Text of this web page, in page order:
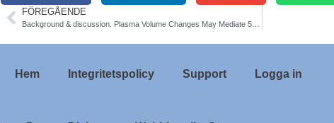
FÖREGÅENDE
Background & discussion. Plasma Volume Changes May Mediate 50% of Effects of Empagliflozin (Jardiance). Diab Care
Hem Integritetspolicy Support Logga in